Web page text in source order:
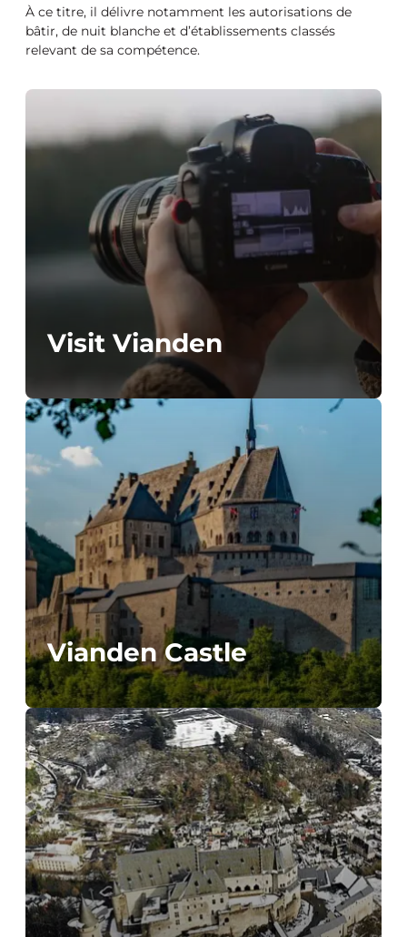
À ce titre, il délivre notamment les autorisations de
bâtir, de nuit blanche et d’établissements classés
relevant de sa compétence.
Visit Vianden
Vianden Castle